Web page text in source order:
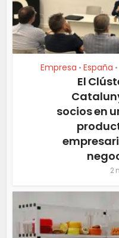
Empresa • España •
El
socios en
2